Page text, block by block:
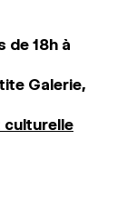
de 18h à
Galerie,
culturelle